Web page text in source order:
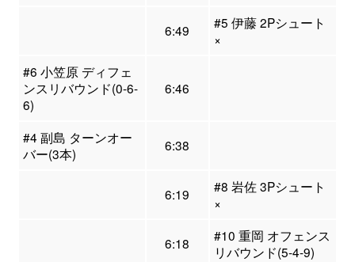
6:49
#5 伊藤 2Pシュート
×
#6 小笠原 ディフェ
ンスリバウンド(0-6-
6)
6:46
#4 副島 ターンオー
バー(3本)
6:38
6:19
#8 岩佐 3Pシュート
×
6:18
#10 重岡 オフェンス
リバウンド(5-4-9)